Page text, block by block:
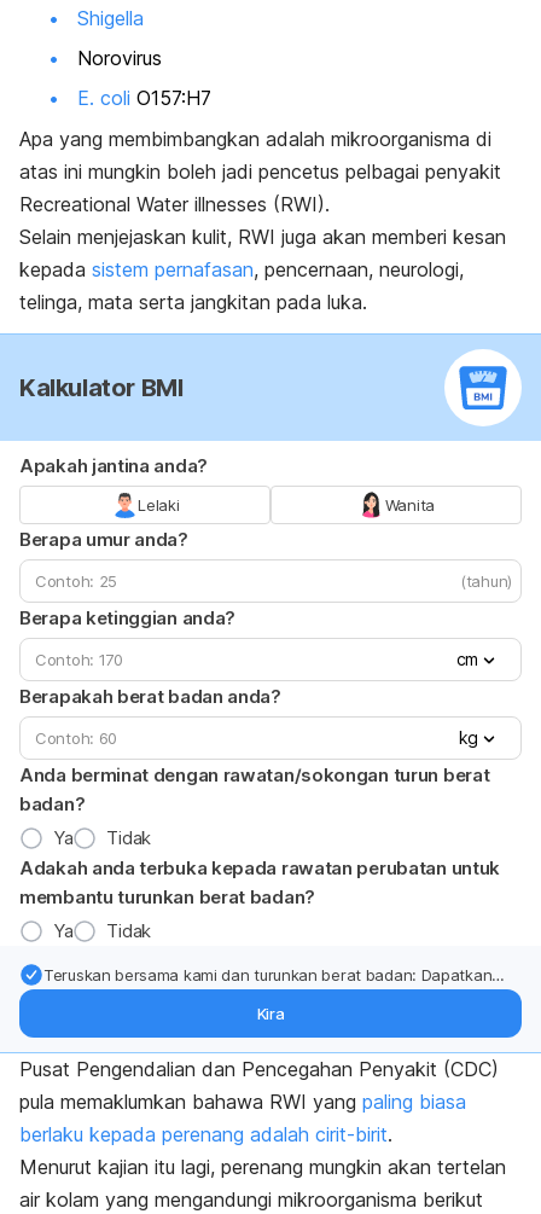
Shigella
Norovirus
E. coli O157:H7
Apa yang membimbangkan adalah mikroorganisma di
atas ini mungkin boleh jadi pencetus pelbagai penyakit
Recreational Water illnesses (RWI).
Selain menjejaskan kulit, RWI juga akan memberi kesan
kepada sistem pernafasan, pencernaan, neurologi,
telinga, mata serta jangkitan pada luka.
Kalkulator BMI
Apakah jantina anda?
Lelaki Wanita
Berapa umur anda?
(tahun)
Berapa ketinggian anda?
cm
Berapakah berat badan anda?
kg
Anda berminat dengan rawatan/sokongan turun berat
badan?
Ya
Tidak
Adakah anda terbuka kepada rawatan perubatan untuk
membantu turunkan berat badan?
Ya
Tidak
Teruskan bersama kami dan turunkan berat badan: Dapatkan
badan terus ke (peti masuk > inbox) anda.
Kira
Pusat Pengendalian dan Pencegahan Penyakit (CDC)
pula memaklumkan bahawa RWI yang paling biasa
berlaku kepada perenang adalah cirit-birit.
Menurut kajian itu lagi, perenang mungkin akan tertelan
air kolam yang mengandungi mikroorganisma berikut